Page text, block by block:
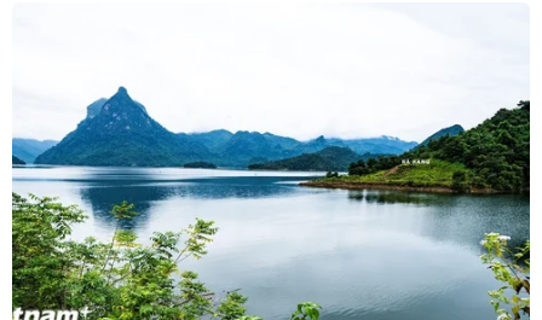
Xem thêm
CƠ QUAN CHỦ QUẢN: THÔNG TẤN XÃ VIỆT NAM